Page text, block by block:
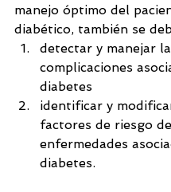
manejo óptimo del
diabético, también se
detectar y manejar
complicaciones
diabetes
identificar y
factores de riesgo de
enfermedades
diabetes.